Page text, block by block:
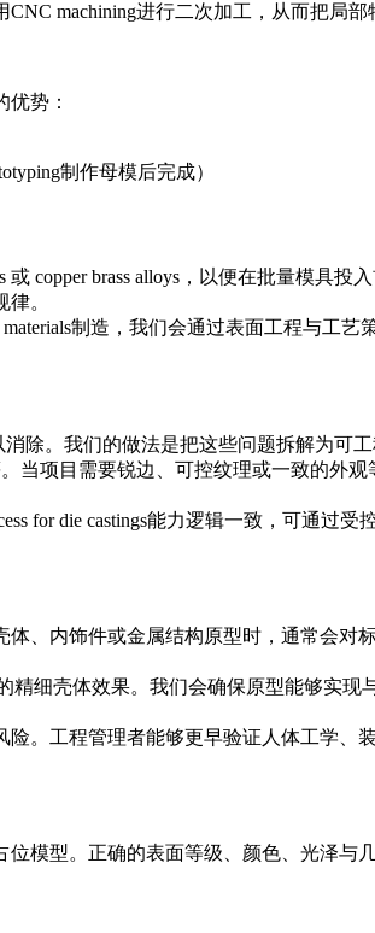
CNC machining进行二次加工，从而把局部
势：
制作母模后完成）
或 copper brass alloys ，以便在批量模具投
。
制造，我们会通过表面工程与工艺
。我们的做法是把这些问题拆解为可
当项目需要锐边、可控纹理或一致的外观
for die castings能力逻辑一致，可通过受
、内饰件或金属结构原型时，通常会对
精细壳体效果。我们会确保原型能够实现
。工程管理者能够更早验证人体工学、
型。正确的表面等级、颜色、光泽与